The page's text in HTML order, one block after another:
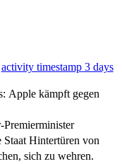
activity timestamp 3 days
Apple kämpft gegen
Premierminister
Hintertüren von
sich zu wehren.